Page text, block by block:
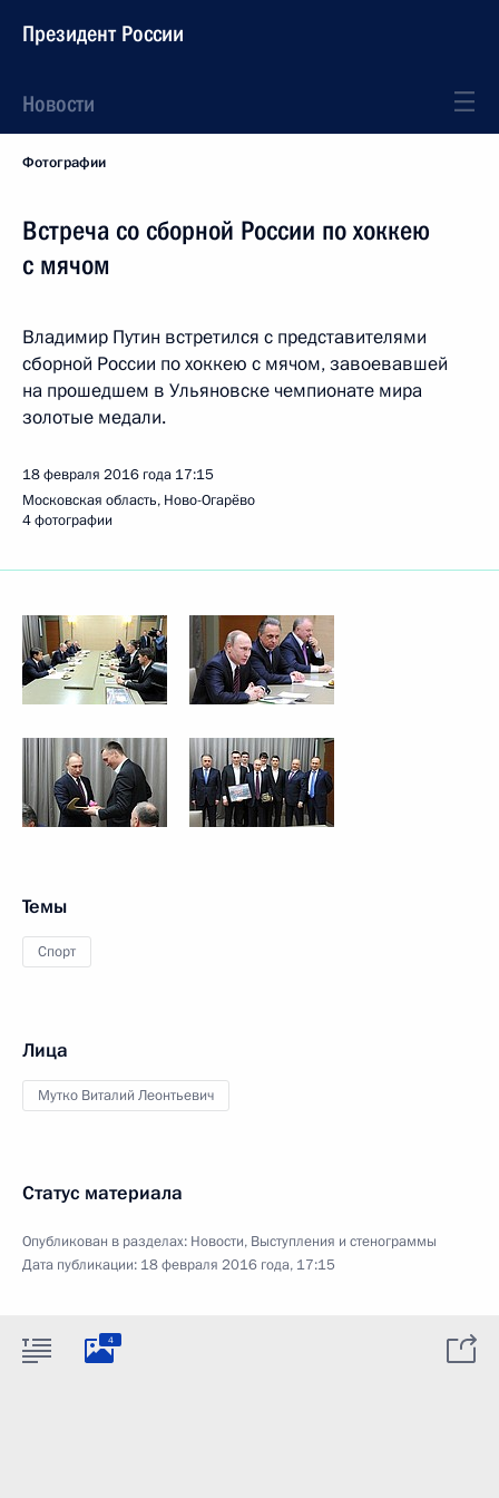
Президент России
Новости
Фотографии
Встреча со сборной России по хоккею
с мячом
Владимир Путин встретился с представителями
сборной России по хоккею с мячом, завоевавшей
на прошедшем в Ульяновске чемпионате мира
золотые медали.
18 февраля 2016 года 17:15
Московская область, Ново-Огарёво
4 фотографии
Темы
Спорт
Лица
Мутко Виталий Леонтьевич
Статус материала
Опубликован в разделах: Новости, Выступления и стенограммы
Дата публикации: 18 февраля 2016 года, 17:15
4